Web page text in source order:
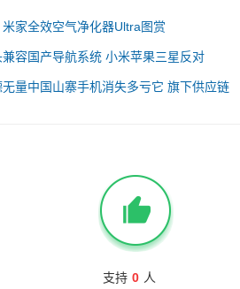
家全效空气净化器Ultra图赏
容国产导航系统 小米苹果三星反对
量中国山寨手机消失多亏它 旗下供应链
支持 0 人